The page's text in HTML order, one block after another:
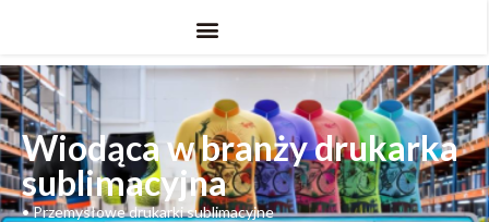
Wiodąca w branży drukarka
sublimacyjna
•Przemysłowe drukarki sublimacyjne